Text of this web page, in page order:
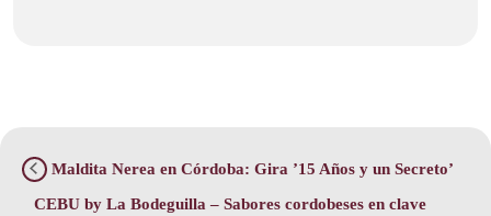
Maldita Nerea en Córdoba: Gira ’15 Años y un Secreto’
CEBU by La Bodeguilla – Sabores cordobeses en clave